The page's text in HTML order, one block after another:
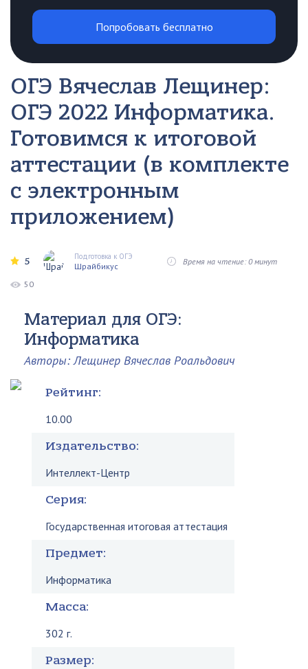
Попробовать бесплатно
ОГЭ Вячеслав Лещинер:
ОГЭ 2022 Информатика.
Готовимся к итоговой
аттестации (в комплекте
с электронным
приложением)
5 Подготовка к ОГЭ
Шрайбикус Время на чтение: 0 минут
50
Материал для ОГЭ:
Информатика
Авторы: Лещинер Вячеслав Роальдович
Рейтинг:
10.00
Издательство:
Интеллект-Центр
Серия:
Государственная итоговая аттестация
Предмет:
Информатика
Масса:
302 г.
Размер: